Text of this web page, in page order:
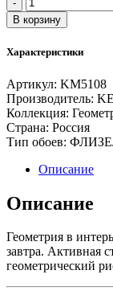
-
товара
Обои
Геометрия
КМ
5108,
база,
белый
В корзину
Характеристики
Артикул: KM5108
Производитель:
Коллекция:
Страна: Россия
Тип обоев:
Описание
Описание
Геометрия в
завтра. Активная
геометрический